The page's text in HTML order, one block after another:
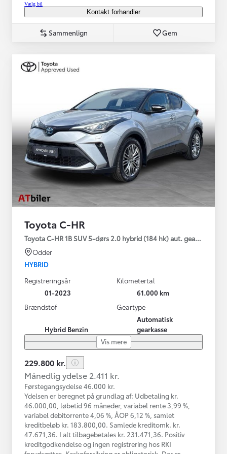
Vælg bil
Kontakt forhandler
Sammenlign Gem
Toyota C-HR
Toyota C-HR 1B SUV 5-dørs 2.0 hybrid (184 hk) aut. gear C-HIC
Odder
HYBRID
Registreringsår
01-2023
Kilometertal
61.000 km
Brændstof
Hybrid Benzin
Geartype
Automatisk
gearkasse
Vis mere
229.800 kr.
Månedlig ydelse 2.411 kr.
Førstegangsydelse 46.000 kr.
Ydelsen er beregnet på grundlag af: Udbetaling kr.
46.000,00, løbetid 96 måneder, variabel rente 3,99 %,
variabel debitorrente 4,06 %, ÅOP 6,12 %, samlet
kreditbeløb kr. 183.800,00. Samlede kreditomk. kr.
47.671,36. I alt tilbagebetales kr. 231.471,36. Positiv
kreditgodkendelse og ingen registrering hos RKI